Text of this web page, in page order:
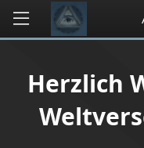
Herzlich